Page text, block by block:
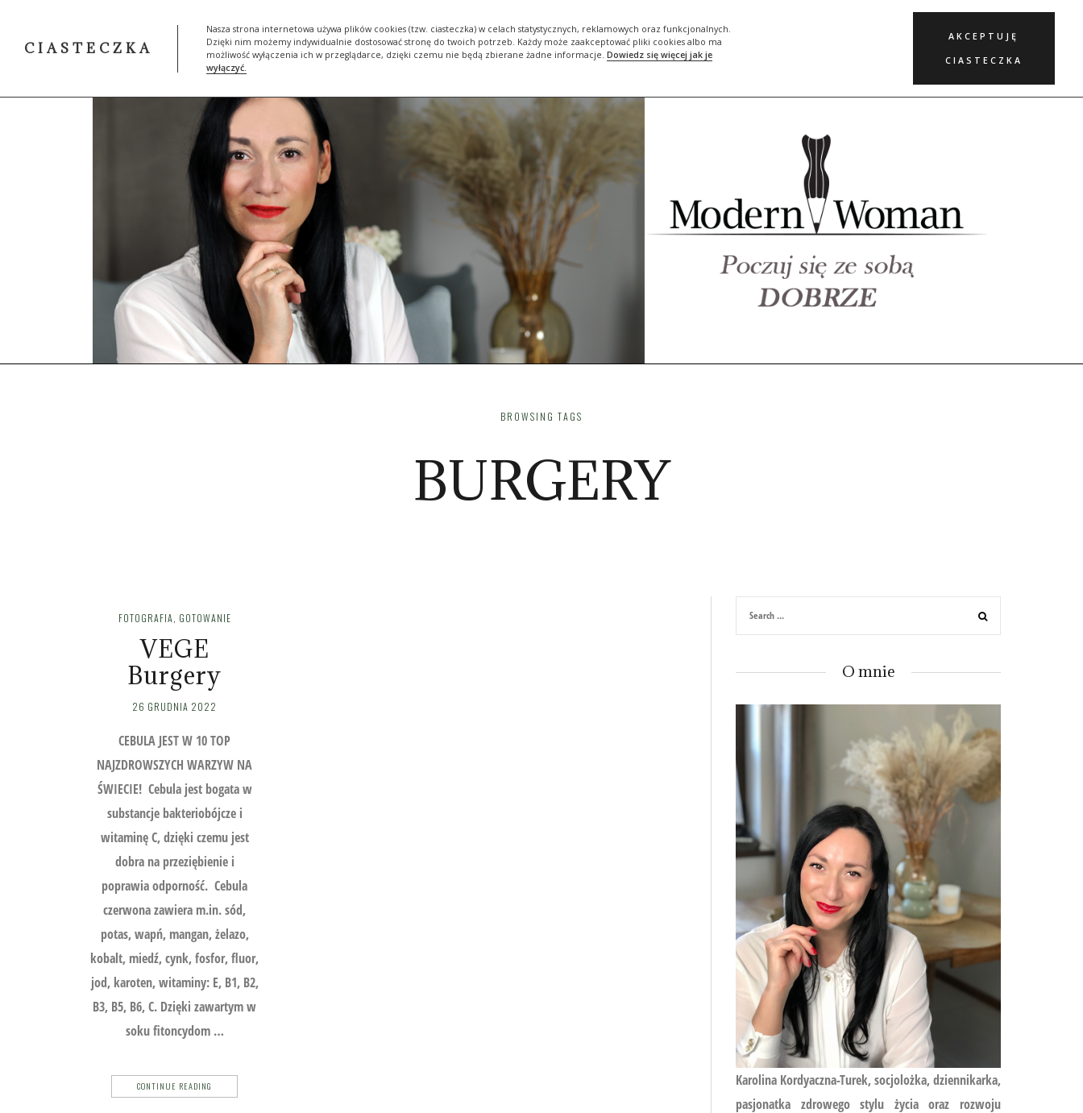
CIASTECZKA
Nasza strona internetowa używa plików cookies (tzw. ciasteczka) w celach statystycznych, reklamowych oraz funkcjonalnych.
Dzięki nim możemy indywidualnie dostosować stronę do twoich potrzeb. Każdy może zaakceptować pliki cookies albo ma
możliwość wyłączenia ich w przeglądarce, dzięki czemu nie będą zbierane żadne informacje. Dowiedz się więcej jak je
wyłączyć.
AKCEPTUJĘ
CIASTECZKA
BROWSING TAGS
BURGERY
FOTOGRAFIA, GOTOWANIE
VEGE
Burgery
26 GRUDNIA 2022
CEBULA JEST W 10 TOP
NAJZDROWSZYCH WARZYW NA
ŚWIECIE! Cebula jest bogata w
substancje bakteriobójcze i
witaminę C, dzięki czemu jest
dobra na przeziębienie i
poprawia odporność. Cebula
czerwona zawiera m.in. sód,
potas, wapń, mangan, żelazo,
kobalt, miedź, cynk, fosfor, fluor,
jod, karoten, witaminy: E, B1, B2,
B3, B5, B6, C. Dzięki zawartym w
soku fitoncydom …
CONTINUE READING
O mnie
Karolina Kordyaczna-Turek, socjolożka, dziennikarka,
pasjonatka zdrowego stylu życia oraz rozwoju